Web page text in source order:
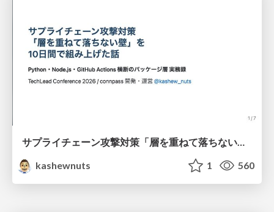
サプライチェーン攻撃対策「層を重ねて落ちない壁」を10日間で組み上げた話 #TechLeadConf2026
kashewnuts
1 560